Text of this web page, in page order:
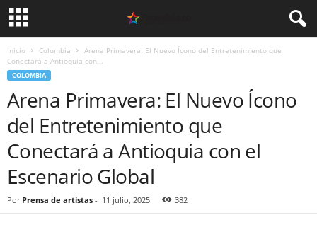
Inicio Colombia
Arena Primavera: El Nuevo Ícono del Entretenimiento que
Conectará a Antioquia con...
COLOMBIA
Arena Primavera: El Nuevo Ícono
del Entretenimiento que
Conectará a Antioquia con el
Escenario Global
Por Prensa de artistas - 11 julio, 2025 382